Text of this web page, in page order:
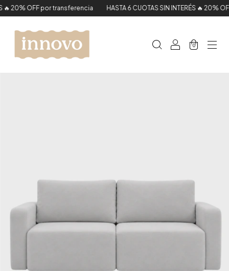
20% OFF por transferencia HASTA 6 CUOTAS SIN INTERÉS 🔥 20%
0